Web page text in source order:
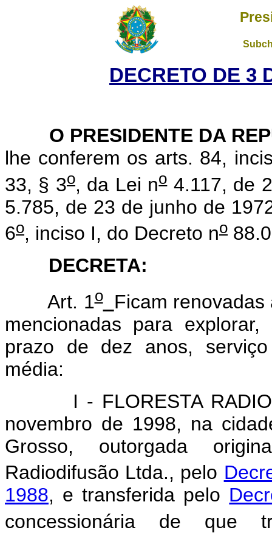
DECRETO DE 3
O PRESIDENTE DA
lhe conferem os arts. 84,
33, § 3o, da Lei no4.117, de
5.785, de 23 de junho de
6o, inciso I, do Decreto no
DECRETA:
Art. 1o
Ficam
mencionadas para
prazo de dez anos,
média:
I - FLORESTA
novembro de 1998, na
Grosso, outorgada
Radiodifusão Ltda., pelo
1988, e transferida pelo
concessionária de que